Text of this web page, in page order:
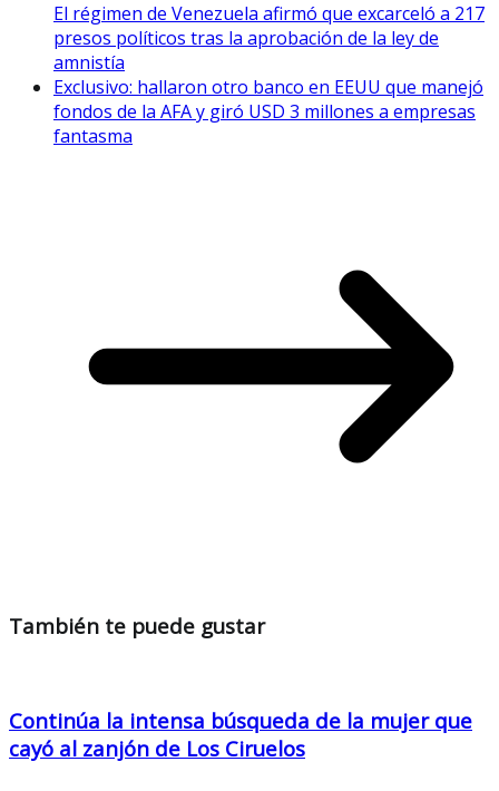
El régimen de Venezuela afirmó que excarceló a 217
presos políticos tras la aprobación de la ley de
amnistía
Exclusivo: hallaron otro banco en EEUU que manejó
fondos de la AFA y giró USD 3 millones a empresas
fantasma
También te puede gustar
Continúa la intensa búsqueda de la mujer que
cayó al zanjón de Los Ciruelos